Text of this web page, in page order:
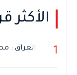
الأكثر
1 العراق : مصرع 6 أشخاص